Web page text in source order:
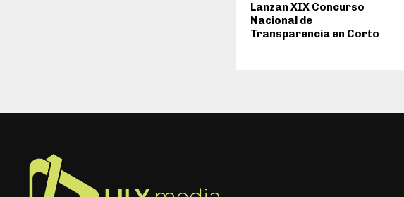
Lanzan XIX Concurso
Nacional de
Transparencia en Corto